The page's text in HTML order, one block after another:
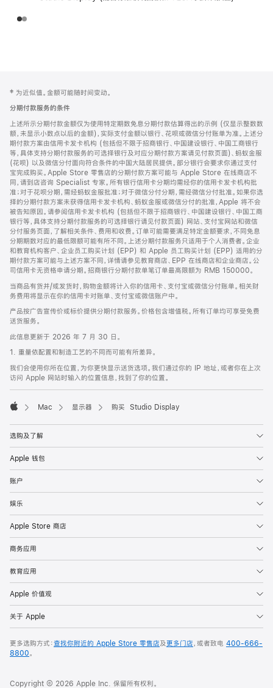
页
页
脚
注
‡ 为近似值。金额可能随时间变动。
分期付款服务的条件
上述所示分期付款金额仅为使用特定期数免息分期付款估算得出的示例 (仅显示整数数
额，未显示小数点以后的金额)，实际支付金额以银行、花呗或微信分付账单为准。上述分
期付款方案由信用卡发卡机构 (包括但不限于招商银行、中国建设银行、中国工商银行
等，具体支持分期付款服务的可选择银行及对应分期付款方案请见付款页面)、蚂蚁金服
(花呗) 以及微信分付面向符合条件的中国大陆居民提供。部分银行会要求你通过支付
宝完成购买。Apple Store 零售店的分期付款方案可能与 Apple Store 在线商店不
同，请到店咨询 Specialist 专家。所有银行信用卡分期均需经你的信用卡发卡机构批
准；对于花呗分期，需经蚂蚁金服批准；对于微信分付分期，需经微信分付批准。如果你选
择的分期付款方案未获得信用卡发卡机构、蚂蚁金服或微信分付的批准，Apple 将不会
被告知原因。请参阅信用卡发卡机构 (包括但不限于招商银行、中国建设银行、中国工商
银行等，具体支持分期付款服务的可选择银行请见付款页面) 网站、支付宝网站和微信
分付服务页面，了解相关条件、费用和收费。订单可能需要满足特定金额要求，不同免息
分期期数对应的最低限额可能有所不同。上述分期付款服务只适用于个人消费者。企业
和教育机构客户、企业员工购买计划 (EPP) 和 Apple 员工购买计划 (EPP) 适用的分
期付款方案可能与上述方案不同，详情请参见教育商店、EPP 在线商店和企业商店。公
司信用卡无资格申请分期。招商银行分期付款单笔订单最高限额为 RMB 150000。
当商品有货并/或发货时，购物金额将计入你的信用卡、支付宝或微信分付账单。相关财
务费用将显示在你的信用卡对账单、支付宝或微信账户中。
产品按广告宣传价或标价提供分期付款服务。价格包含增值税。所有订单均可享受免费
送货服务。
此信息更新于 2026 年 7 月 30 日。
1. 重量依配置和制造工艺的不同而可能有所差异。
我们会使用你所在位置，为你更快显示送货选项。我们通过你的 IP 地址，或者你在上次
访问 Apple 网站时输入的位置信息，找到了你的位置。
Mac 显示器 购买 Studio Display
选购及了解
Apple 钱包
账户
娱乐
Apple Store 商店
商务应用
教育应用
Apple 价值观
关于 Apple
更多选购方式：查找你附近的 Apple Store 零售店及更多门店，或者致电 400-666-
8800。
Copyright © 2026 Apple Inc. 保留所有权利。